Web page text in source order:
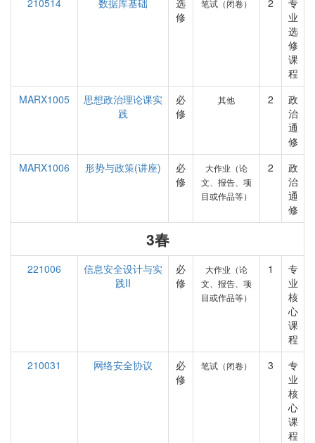
210514 数据库基础
选
修
笔试（闭卷） 2
专
业
选
修
课
程
MARX1005
思想政治理论课实
践
必
修
其他 2
政
治
通
修
MARX1006
形势与政策(讲座)
必
修
大作业（论
文、报告、项
目或作品等）
2
政
治
通
修
3春
221006
信息安全设计与实
践II
必
修
大作业（论
文、报告、项
目或作品等）
1
专
业
核
心
课
程
210031
网络安全协议
必
修
笔试（闭卷） 3
专
业
核
心
课
程